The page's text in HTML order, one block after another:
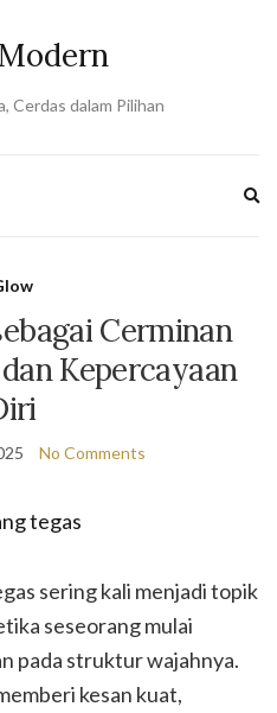
Cerdas dalam Pilihan
Cerminan
Kepercayaan
No Comments
sering kali menjadi topik
seseorang mulai
pada struktur wajahnya.
kesan kuat,